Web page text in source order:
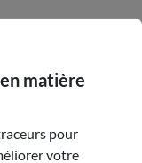
matière
pour
votre